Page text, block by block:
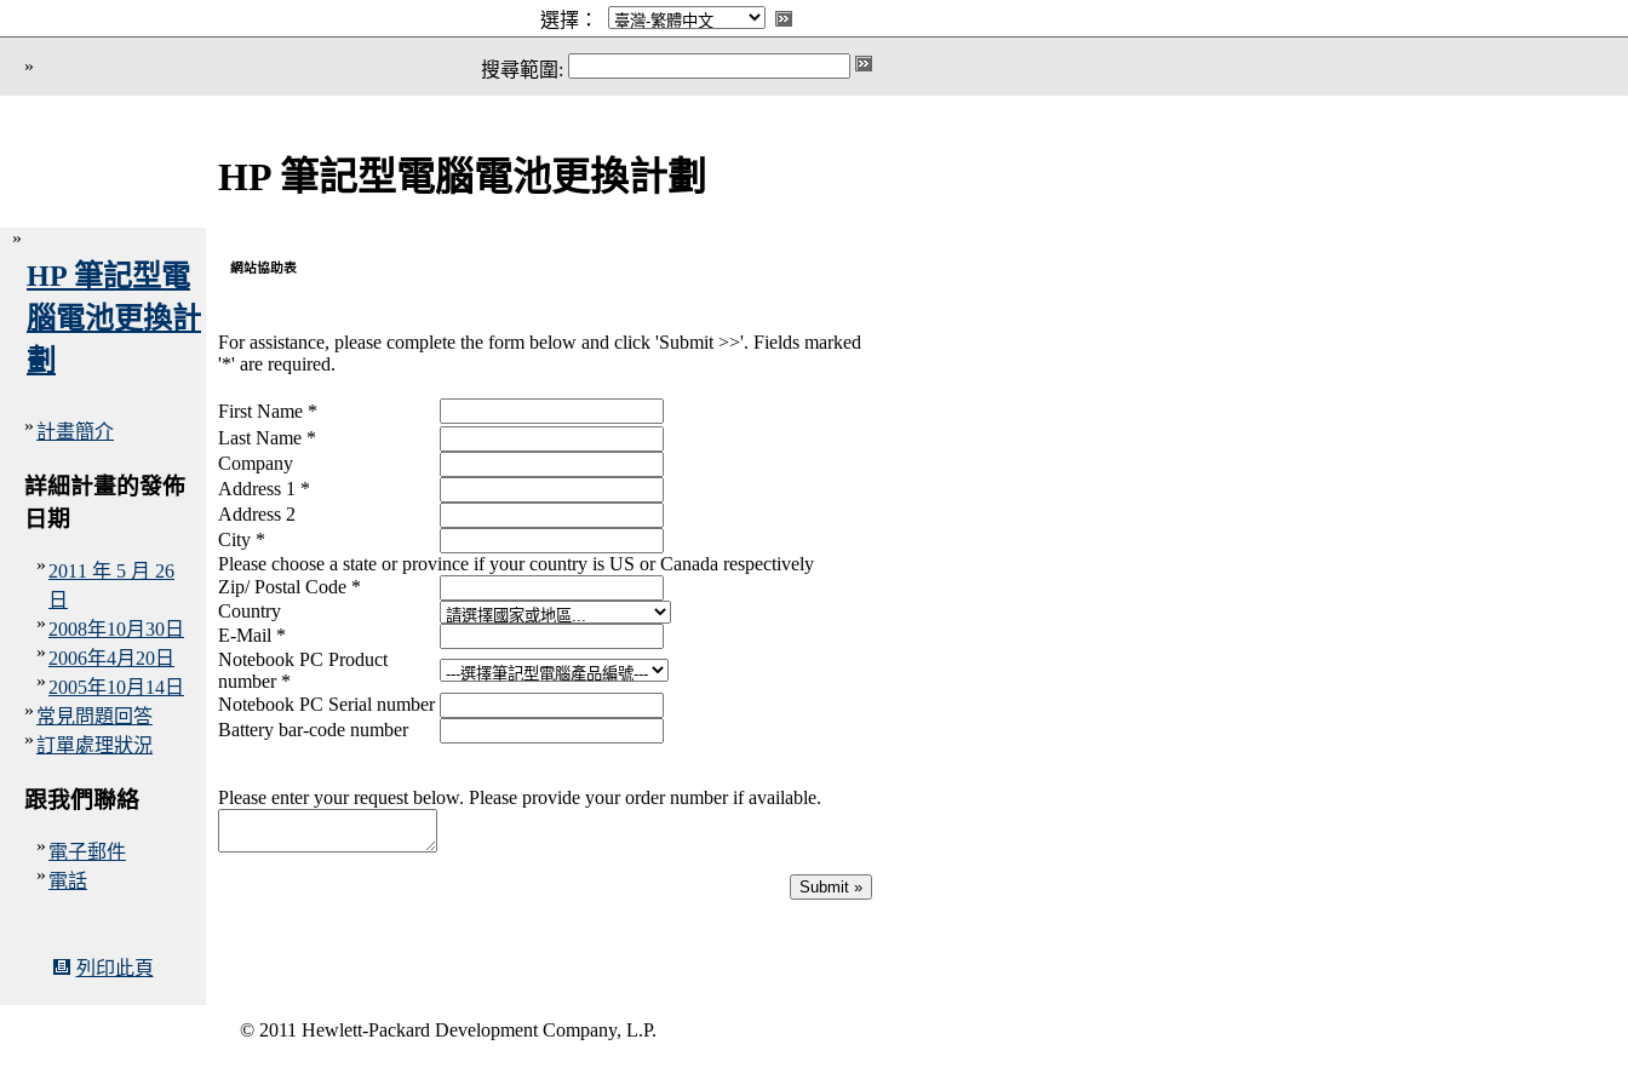
選擇：
» 搜尋範圍:
HP 筆記型電腦電池更換計劃
»
HP 筆記型電
腦電池更換計
劃
» 計畫簡介
詳細計畫的發佈
日期
» 2011 年 5 月 26
日
» 2008年10月30日
» 2006年4月20日
» 2005年10月14日
» 常見問題回答
»訂單處理狀況
跟我們聯絡
» 電子郵件
» 電話
網站協助表
For assistance, please complete the form below and click 'Submit >>'. Fields marked
'*' are required.
First Name *
Last Name *
Company
Address 1 *
Address 2
City *
Please choose a state or province if your country is US or Canada respectively
Zip/ Postal Code *
Country
E-Mail *
Notebook PC Product
number *
Notebook PC Serial number
Battery bar-code number
Please enter your request below. Please provide your order number if available.
列印此頁
© 2011 Hewlett-Packard Development Company, L.P.